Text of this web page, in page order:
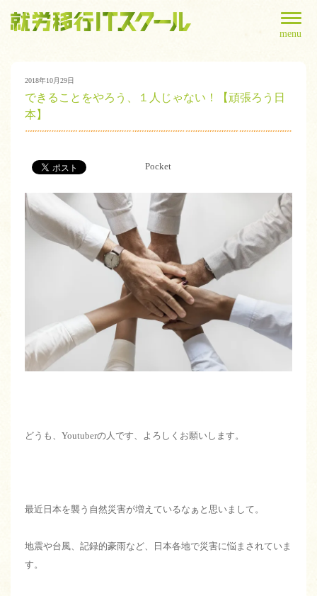
menu
2018年10月29日
できることをやろう、１人じゃない！【頑張ろう日
本】
Pocket
どうも、Youtuberの人です、よろしくお願いします。
最近日本を襲う自然災害が増えているなぁと思いまして。
地震や台風、記録的豪雨など、日本各地で災害に悩まされていま
す。